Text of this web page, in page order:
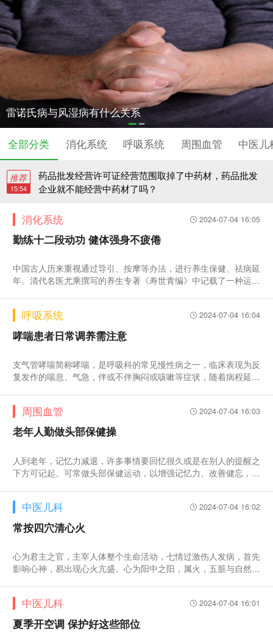
雷诺氏病与风湿病有什么关系
全部分类 消化系统 呼吸系统 周围血管 中医儿
推荐
15:54
药品批发经营许可证经营范围取掉了中药材，药品批发
企业就不能经营中药材了吗？
《中医药科技成果登记管理办法（修订）》政策解读
药品批发经营许可证经营范围取掉了中药材，药品批发
企业就不能经营中药材了吗？
《中医药科技成果登记管理办法（修订）》政策解读
2024-07-04 16:05
消化系统
勤练十二段动功 健体强身不疲倦
中国古人历来重视通过导引、按摩等办法，进行养生保健、祛病延
年。清代名医尤乘撰写的养生专著《寿世青编》中记载了一种运导
骤进行介绍，可扫描文末二维码观看练习视频。
2024-07-04 16:04
呼吸系统
哮喘患者日常调养需注意
支气管哮喘简称哮喘，是呼吸科的常见慢性病之一，临床表现为反
复发作的喘息、气急，伴或不伴胸闷或咳嗽等症状，随着病程延长
2024-07-04 16:03
周围血管
老年人勤做头部保健操
人到老年，记忆力减退，许多事情要回忆很久或是在别人的提醒之
下方可记起。可常做头部保健运动，以增强记忆力、改善健忘，下
2024-07-04 16:02
中医儿科
常按四穴清心火
心为君主之官，主宰人体整个生命活动，七情过激伤人发病，首先
影响心神，易出现心火亢盛。心为阳中之阳，属火，五脏与自然界
陵、内关等穴，可有效泻热降火、清心除烦，缓解心火亢盛带来的
症状。
2024-07-04 16:01
中医儿科
夏季开空调 保护好这些部位